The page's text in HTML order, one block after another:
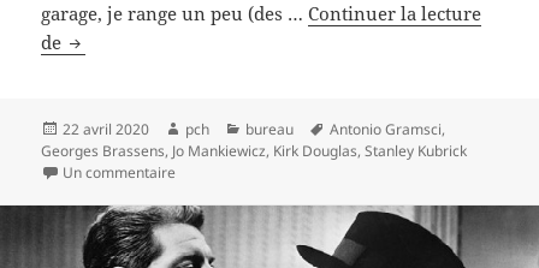
garage, je range un peu (des …Continuer la lecture
de Une
chanson
(résister
#5)
Publié
le
22 avril 2020 Auteur
pch Catégories
bureau
Mots-
clés
Antonio Gramsci,
Georges Brassens, Jo Mankiewicz, Kirk Douglas,Stanley Kubrick
Un commentaire